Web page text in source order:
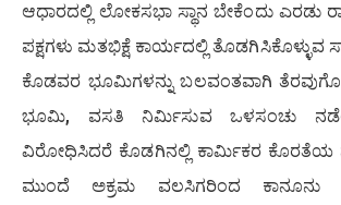
ಆಧಾರದಲ್ಲಿ ಲೋಕಸಭಾ ಸ್ಥಾನ ಬೇಕೆಂದು ಎರಡು
ಪಕ್ಷಗಳು ಮತಭಿಕ್ಷೆ ಕಾರ್ಯದಲ್ಲಿ ತೊಡಗಿಸಿಕೊಳ್ಳುವ
ಕೊಡವರ ಭೂಮಿಗಳನ್ನು ಬಲವಂತವಾಗಿ
ಭೂಮಿ, ವಸತಿ ನಿರ್ಮಿಸುವ ಒಳಸಂಚು
ವಿರೋಧಿಸಿದರೆ ಕೊಡಗಿನಲ್ಲಿ ಕಾರ್ಮಿಕರ ಕೊರತೆಯ
ಮುಂದೆ ಅಕ್ರಮ ವಲಸಿಗರಿಂದ ಕಾನೂನು